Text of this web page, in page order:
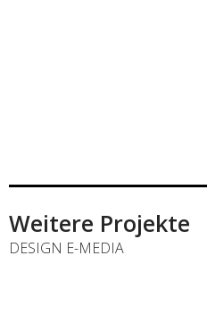
Weitere Projekte
DESIGN E-MEDIA